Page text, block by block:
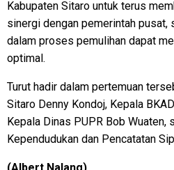
Kabupaten Sitaro untuk terus
sinergi dengan pemerintah pusat,
dalam proses pemulihan dapat
optimal.
Turut hadir dalam pertemuan
Sitaro Denny Kondoj, Kepala
Kepala Dinas PUPR Bob Wuaten,
Kependudukan dan Pencatatan